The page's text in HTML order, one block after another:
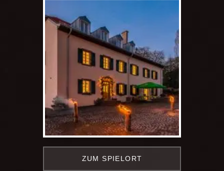
ZUM SPIELORT